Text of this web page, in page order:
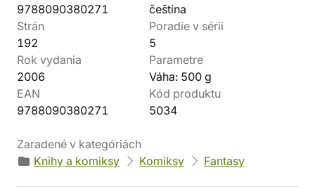
9788090380271
čeština
Strán
192
Poradie v sérii
5
Rok vydania
2006
Parametre
Váha: 500 g
EAN
9788090380271
Kód produktu
5034
Zaradené v kategóriách
Knihy a komiksy
Komiksy Fantasy